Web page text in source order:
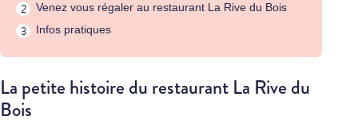
Venez vous régaler au restaurant La Rive du Bois
Infos pratiques
La petite histoire du restaurant La Rive du
Bois